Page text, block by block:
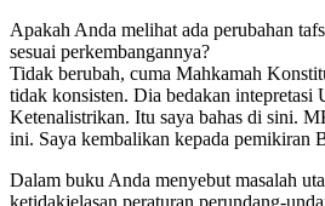
Apakah Anda melihat ada perubahan
sesuai perkembangannya?
Tidak berubah, cuma Mahkamah
tidak konsisten. Dia bedakan
Ketenalistrikan. Itu saya bahas di sini.
ini. Saya kembalikan kepada pemikiran
Dalam buku Anda menyebut masalah
ketidakjelasan peraturan perundang-